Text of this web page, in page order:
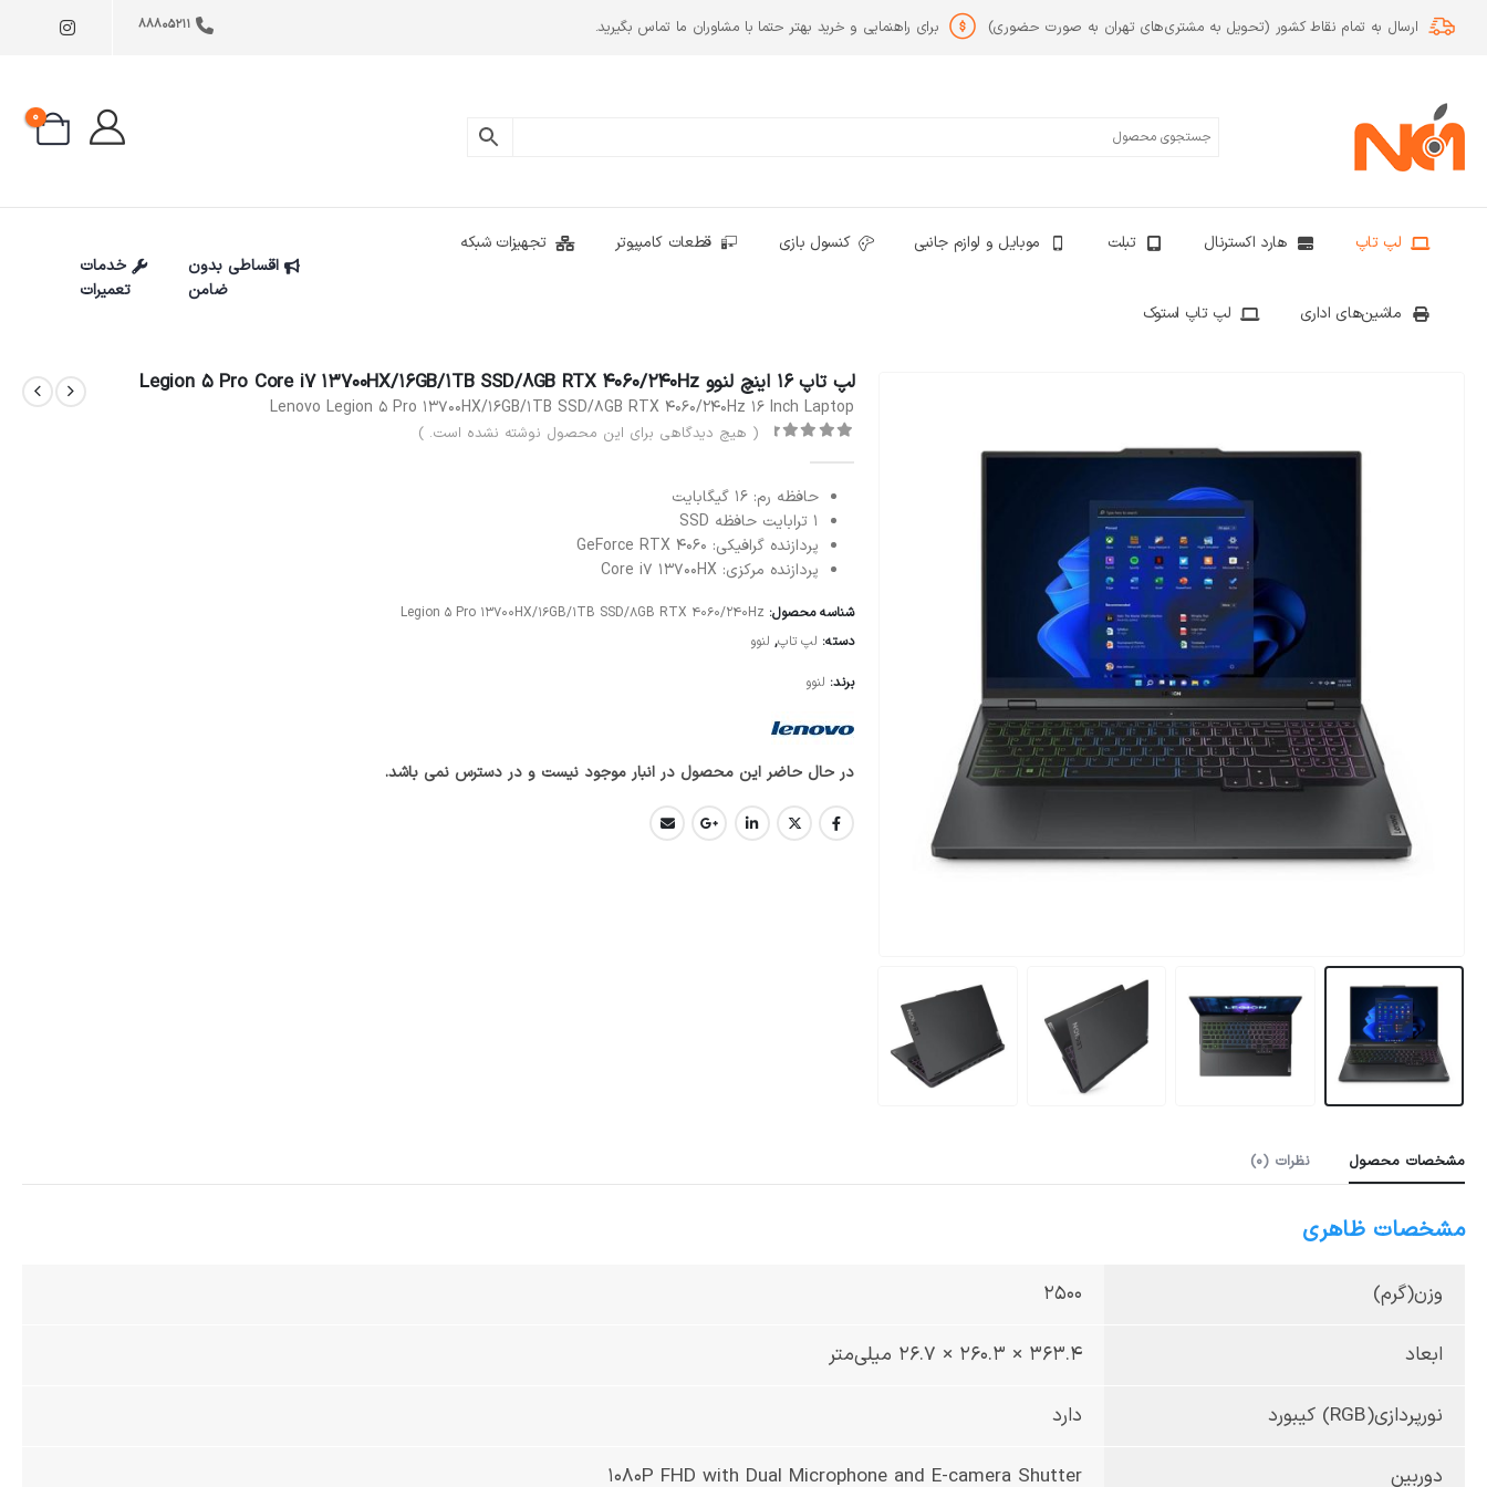
ارسال به تمام نقاط کشور (تحویل به مشتری‌های تهران به صورت حضوری) برای راهنمایی و خرید بهتر حتما با مشاوران ما تماس بگیرید. 88805211
0
لپ تاپ هارد اکسترنال تبلت موبایل و لوازم جانبی کنسول بازی قطعات کامپیوتر تجهیزات شبکه
ماشین‌های اداری لپ تاپ استوک
اقساطی بدون
ضامن
خدمات
تعمیرات
لپ تاپ 16 اینچ لنوو Legion 5 Pro Core i7 13700HX/16GB/1TB SSD/8GB RTX 4060/240Hz
Lenovo Legion 5 Pro 13700HX/16GB/1TB SSD/8GB RTX 4060/240Hz 16 Inch Laptop
( هیچ دیدگاهی برای این محصول نوشته نشده است. )
حافظه رم: 16 گیگابایت
1 ترابایت حافظه SSD
پردازنده گرافیکی: GeForce RTX 4060
پردازنده مرکزی: Core i7 13700HX
شناسه محصول: Legion 5 Pro 13700HX/16GB/1TB SSD/8GB RTX 4060/240Hz
دسته: لپ تاپ, لنوو
برند: لنوو
در حال حاضر این محصول در انبار موجود نیست و در دسترس نمی باشد.
مشخصات محصول نظرات (0)
مشخصات ظاهری
وزن(گرم) 2500
ابعاد 363.4 × 260.3 × 26.7 میلی‌متر
نورپردازی(RGB) کیبورد دارد
دوربین 1080P FHD with Dual Microphone and E-camera Shutter